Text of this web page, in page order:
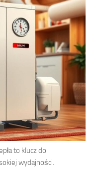
to klucz do
wydajności.